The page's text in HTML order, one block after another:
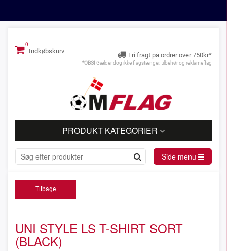
Indkøbskurv
Fri fragt på ordrer over 750kr*
*OBS! Gælder dog ikke flagstænger, tilbehør og reklameflag
PRODUKT KATEGORIER
Side menu
Tilbage
UNI STYLE LS T-SHIRT SORT
(BLACK)